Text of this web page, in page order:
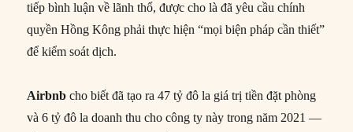
tiếp bình luận về lãnh thổ, được cho là đã yêu cầu chính
quyền Hồng Kông phải thực hiện “mọi biện pháp cần thiết”
để kiểm soát dịch.
Airbnb cho biết đã tạo ra 47 tỷ đô la giá trị tiền đặt phòng
và 6 tỷ đô la doanh thu cho công ty này trong năm 2021 —